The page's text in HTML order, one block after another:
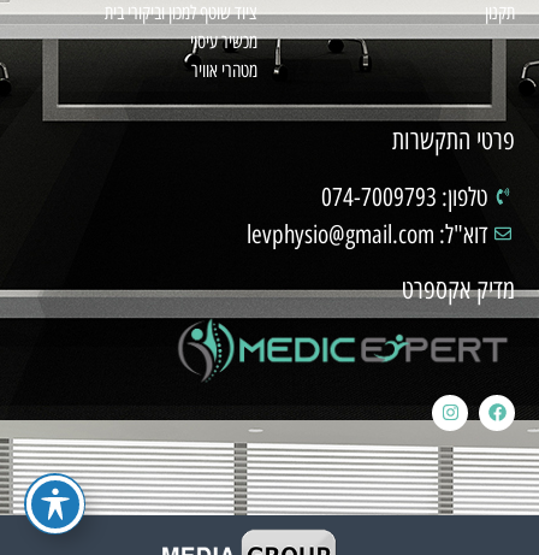
תקנון
ציוד שוטף למכון וביקורי בית
מכשיר עיסוי
מטהרי אוויר
פרטי התקשרות
טלפון: 074-7009793
דוא"ל: levphysio@gmail.com
מדיק אקספרט